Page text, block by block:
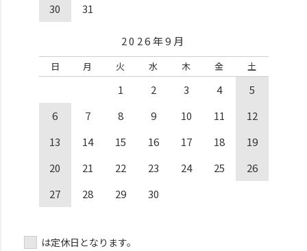
30
31
2026年9月
日 月 火 水 木 金 土
1 2 3 4
5
6
7 8 9 10 11
12
13
14 15 16 17 18
19
20
21 22 23 24 25
26
27
28 29 30
は定休日となります。